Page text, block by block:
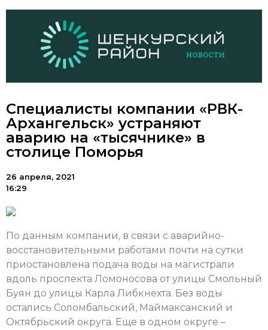
Специалисты компании «РВК-
Архангельск» устраняют
аварию на «тысячнике» в
столице Поморья
26 апреля, 2021
16:29
По данным компании, в связи с аварийно-
восстановительными работами почти на сутки
приостановлена подача воды на магистрали
вдоль проспекта Ломоносова от улицы Смольный
Буян до улицы Карла Либкнехта. Без воды
остались Соломбальский, Маймаксанский и
Октябрьский округа. Еще в одном округе –